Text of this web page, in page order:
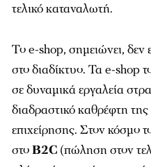
τελικό καταναλωτή.
Το e-shop, σημειώνει, δεν
στο διαδίκτυο. Τα e-shop
σε δυναμικά εργαλεία
διαδραστικό καθρέφτη
επιχείρησης. Στον κόσμο
στοB2C (πώληση στον